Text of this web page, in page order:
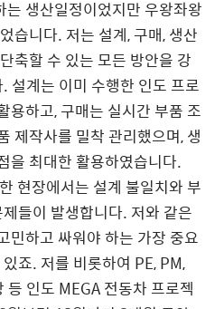
생산일정이었지만 우왕좌왕
습니다. 저는 설계, 구매, 생산
축할 수 있는 모든 방안을 강
설계는 이미 수행한 인도 프로
용하고, 구매는 실시간 부품 조
제작사를 밀착 관리했으며, 생
을 최대한 활용하였습니다.
현장에서는 설계 불일치와 부
들이 발생합니다. 저와 같은
민하고 싸워야 하는 가장 중요
죠. 저를 비롯하여 PE, PM,
등 인도 MEGA 전동차 프로젝